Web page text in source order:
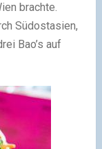
brachte.
Südostasien,
Bao’s auf